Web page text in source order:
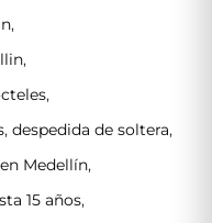
,
,
,
, despedida de soltera,
Medellín,
15 años,